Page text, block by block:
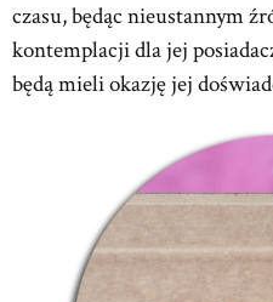
czasu, będąc nieustannym
kontemplacji dla jej
będą mieli okazję jej